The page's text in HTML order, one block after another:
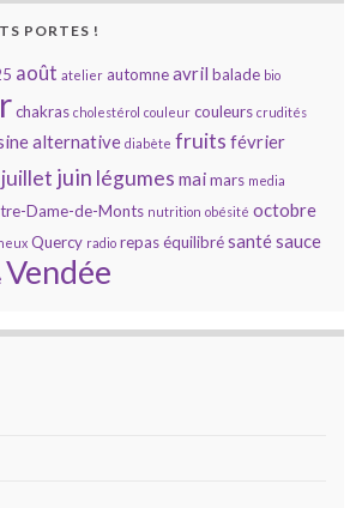
PORTES !
août atelier automneavril balade bio
chakras cholestérol couleur couleurs crudités
alternative diabète fruits février
juillet juin légumes maimars media
Dame-de-Monts nutrition obésité octobre
Quercy radio repas équilibrésantésauce
Vendée